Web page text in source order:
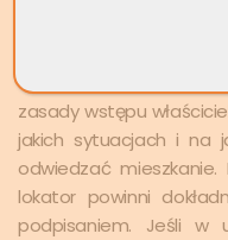
Często w umowach
zasady wstępu
jakich sytuacjach i na
odwiedzać
lokator powinni
podpisaniem. Jeśli w